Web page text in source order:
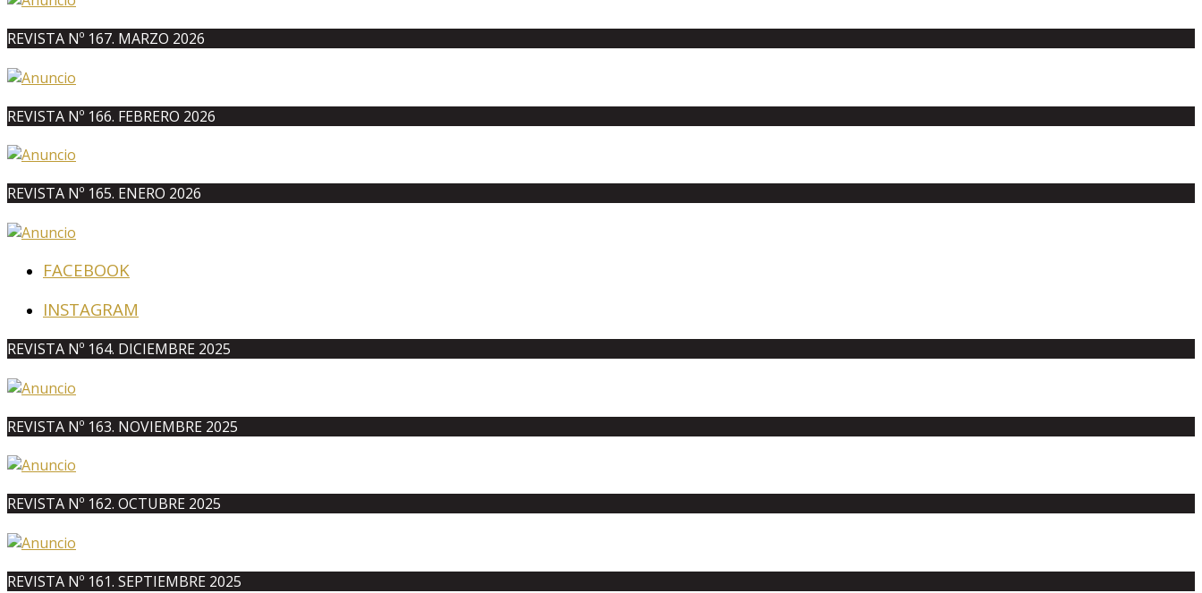
REVISTA Nº 167. MARZO 2026
REVISTA Nº 166. FEBRERO 2026
REVISTA Nº 165. ENERO 2026
FACEBOOK
INSTAGRAM
REVISTA Nº 164. DICIEMBRE 2025
REVISTA Nº 163. NOVIEMBRE 2025
REVISTA Nº 162. OCTUBRE 2025
REVISTA Nº 161. SEPTIEMBRE 2025